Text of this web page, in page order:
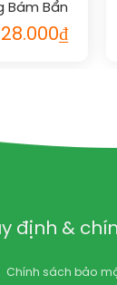
Bám Bẩn
₫
định &
Chính sách bảo